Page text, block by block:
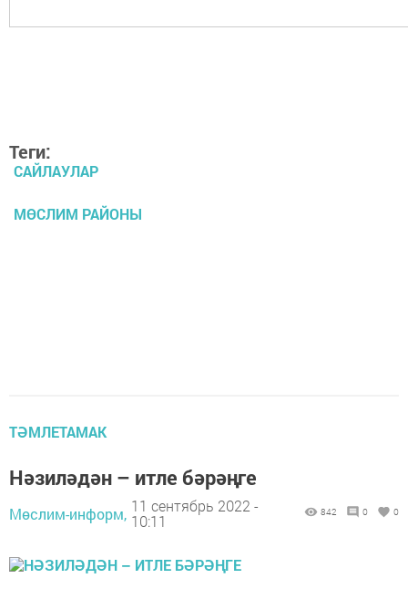
Теги:
САЙЛАУЛАР
МӨСЛИМ РАЙОНЫ
ТӘМЛЕТАМАК
Нәзиләдән – итле бәрәңге
Мөслим-информ, 11 сентябрь 2022 -
10:11
842 0 0